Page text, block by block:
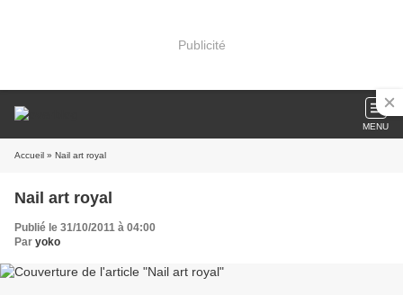
Publicité
MENU
Accueil » Nail art royal
Nail art royal
Publié le 31/10/2011 à 04:00
Par yoko